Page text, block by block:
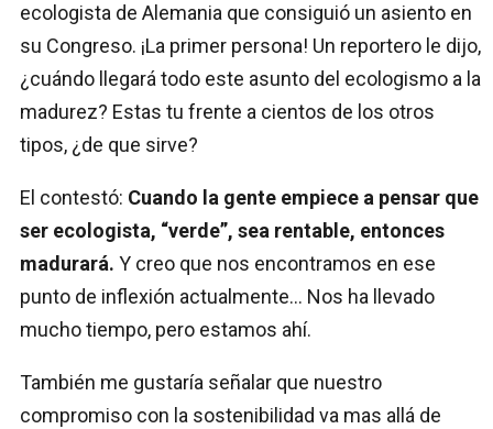
ecologista de Alemania que consiguió un asiento en
su Congreso. ¡La primer persona! Un reportero le dijo,
¿cuándo llegará todo este asunto del ecologismo a la
madurez? Estas tu frente a cientos de los otros
tipos, ¿de que sirve?
El contestó: Cuando la gente empiece a pensar que
ser ecologista, “verde”, sea rentable, entonces
madurará. Y creo que nos encontramos en ese
punto de inflexión actualmente… Nos ha llevado
mucho tiempo, pero estamos ahí.
También me gustaría señalar que nuestro
compromiso con la sostenibilidad va mas allá de